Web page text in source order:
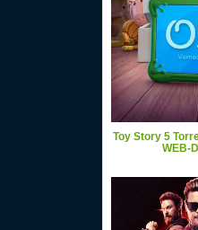
Toy Story 5
WEB-